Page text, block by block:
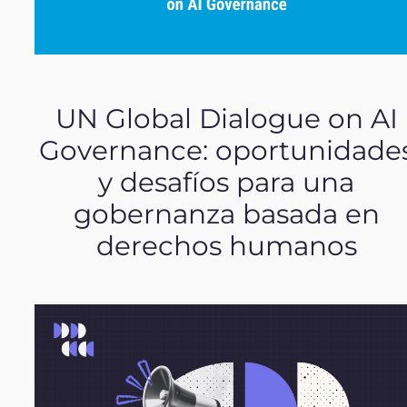
UN Global Dialogue on AI
Governance:
y desafíos para una
gobernanza basada en
derechos humanos